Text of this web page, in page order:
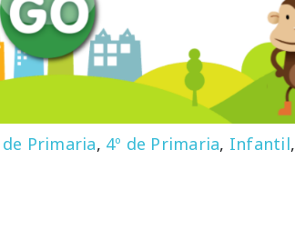
de Primaria, 4º de Primaria, Infantil,